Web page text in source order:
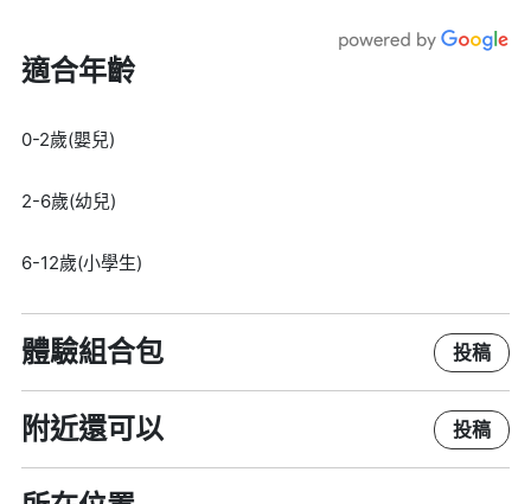
適合年齡
0-2歲(嬰兒)
2-6歲(幼兒)
6-12歲(小學生)
體驗組合包 投稿
附近還可以 投稿